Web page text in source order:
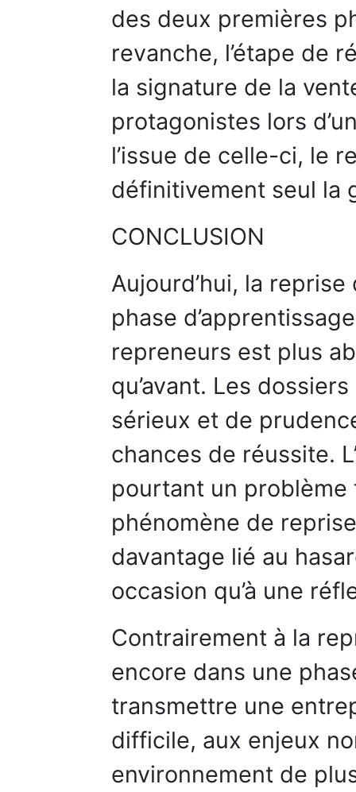
des deux premières
revanche, l’étape de
la signature de la
protagonistes lors
l’issue de celle-ci, le
définitivement seul la
CONCLUSION
Aujourd’hui, la
phase
repreneurs est plus
qu’avant. Les
sérieux et de
chances de réussite.
pourtant un
phénomène de
davantage lié au
occasion qu’à une
Contrairement à la
encore dans une
transmettre une
difficile, aux enjeux
environnement de